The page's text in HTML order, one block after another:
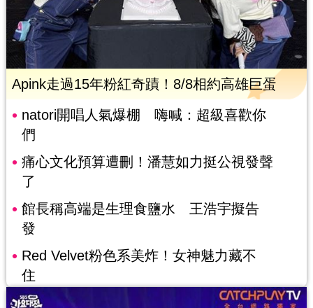
Apink走過15年粉紅奇蹟！8/8相約高雄巨蛋
natori開唱人氣爆棚 嗨喊：超級喜歡你
們
痛心文化預算遭刪！潘慧如力挺公視發聲
了
館長稱高端是生理食鹽水 王浩宇擬告
發
Red Velvet粉色系美炸！女神魅力藏不
住